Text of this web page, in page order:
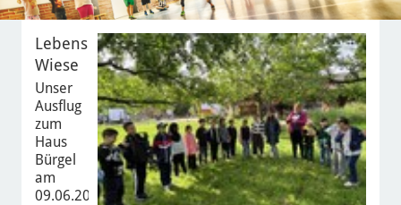
Lebensraum
Wiese
Unser
Ausflug
zum
Haus
Bürgel
am
09.06.2026